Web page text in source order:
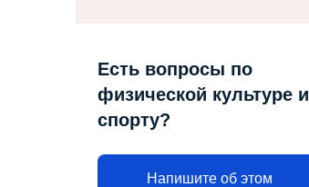
Есть вопросы по
физической культуре и
спорту?
Напишите об этом